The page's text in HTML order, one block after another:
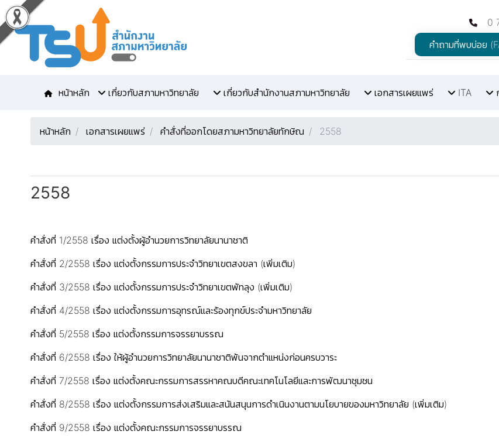
0
คำถามที่พบบ่อย
หน้าหลัก เกี่ยวกับสภามหาวิทยาลัย เกี่ยวกับสำนักงานสภามหาวิทยาลัย เอกสารเผยแพร่ ITA
หน้าหลัก เอกสารเผยแพร่ คำสั่งที่ออกโดยสภามหาวิทยาลัยทักษิณ 2558
2558
คำสั่งที่ 1/2558 เรื่อง แต่งตั้งผู้อำนวยการวิทยาลัยนานาชาติ
คำสั่งที่ 2/2558 เรื่อง แต่งตั้งกรรมการประจำวิทยาเขตสงขลา (เพิ่มเติม)
คำสั่งที่ 3/2558 เรื่อง แต่งตั้งกรรมการประจำวิทยาเขตพัทลุง (เพิ่มเติม)
คำสั่งที่ 4/2558 เรื่อง แต่งตั้งกรรมการอุทรณ์และร้องทุกข์ประจำมหาวิทยาลัย
คำสั่งที่ 5/2558 เรื่อง แต่งตั้งกรรมการจรรยาบรรณ
คำสั่งที่ 6/2558 เรื่อง ให้ผู้อำนวยการวิทยาลัยนานาชาติพ้นจากตำแหน่งก่อนครบวาระ
คำสั่งที่ 7/2558 เรื่อง แต่งตั้งคณะกรรมการสรรหาคณบดีคณะเทคโนโลยีและการพัฒนาชุมชน
คำสั่งที่ 8/2558 เรื่อง แต่งตั้งกรรมการส่งเสริมและสนันสนุนการดำเนินงานตามนโยบายของมหาวิทยาลัย (เพิ่มเติม)
คำสั่งที่ 9/2558 เรื่อง แต่งตั้งคณะกรรมการจรรยาบรรณ